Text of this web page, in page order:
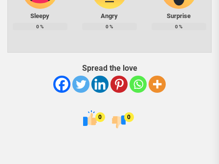
Sleepy
0%
Angry
0%
Surprise
0%
Spread the love
0 0